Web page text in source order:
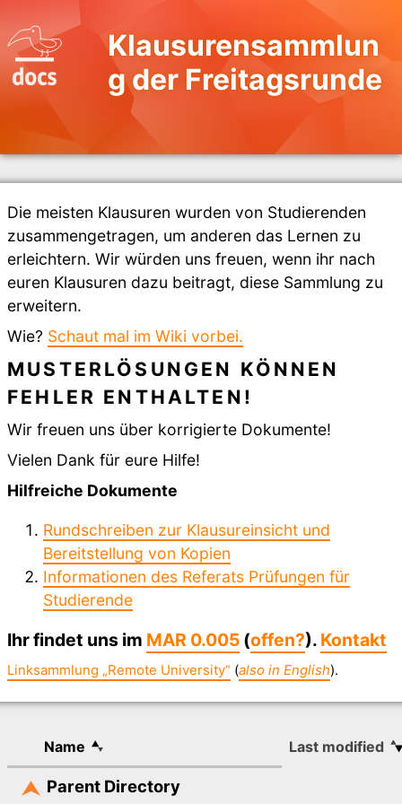
Klausurensammlun
g der Freitagsrunde
Die meisten Klausuren wurden von Studierenden
zusammengetragen, um anderen das Lernen zu
erleichtern. Wir würden uns freuen, wenn ihr nach
euren Klausuren dazu beitragt, diese Sammlung zu
erweitern.
Wie? Schaut mal im Wiki vorbei.
MUSTERLÖSUNGEN KÖNNEN
FEHLER ENTHALTEN!
Wir freuen uns über korrigierte Dokumente!
Vielen Dank für eure Hilfe!
Hilfreiche Dokumente
Rundschreiben zur Klausureinsicht und
Bereitstellung von Kopien
Informationen des Referats Prüfungen für
Studierende
Ihr findet uns im MAR 0.005 (offen?). Kontakt
Linksammlung „Remote University“ (also in English).
Name Last modified
Parent Directory